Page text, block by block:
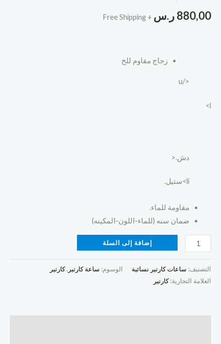
880,00ر.س + Free Shipping
زجاج مقاوم للخ
</u
l>
دش.<
li>ستيل.
مقاومة للماء.
ضمان سنه (للماء-اللون-المكينه)
إضافة إلى السلة
التصنيف: ساعات كارتير نسائية الوسوم: ساعة كارتير ,كارتير
العلامة التجارية:كارتير